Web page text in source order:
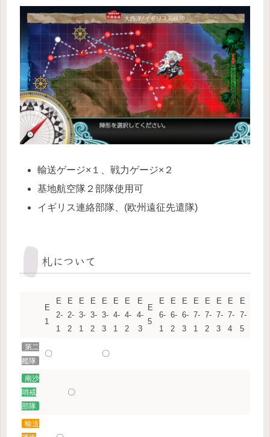
輸送ゲージ×１、戦力ゲージ×２
基地航空隊２部隊使用可
イギリス連絡部隊、(欧州遠征先遣隊)
札について
E
1
E
2-
1
E
2-
2
E
3-
1
E
3-
2
E
3-
3
E
4-
1
E
4-
2
E
4-
3
E
5
E
6-
1
E
6-
2
E
6-
3
E
7-
1
E
7-
2
E
7-
3
E
7-
4
E
7-
5
第二
艦隊
〇 〇
南沙
哨戒
部隊
〇
輸送